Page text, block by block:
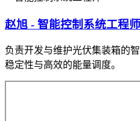
赵旭 - 智能控制系统工程师
负责开发与维护光伏集装箱的
稳定性与高效的能量调度。